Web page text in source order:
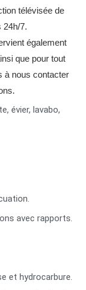
télévisée de
24h/7.
également
que pour tout
à nous contacter
évier, lavabo,
avec rapports.
et hydrocarbure.